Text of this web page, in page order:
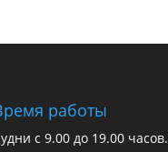
работы
с 9.00 до 19.00 часов.